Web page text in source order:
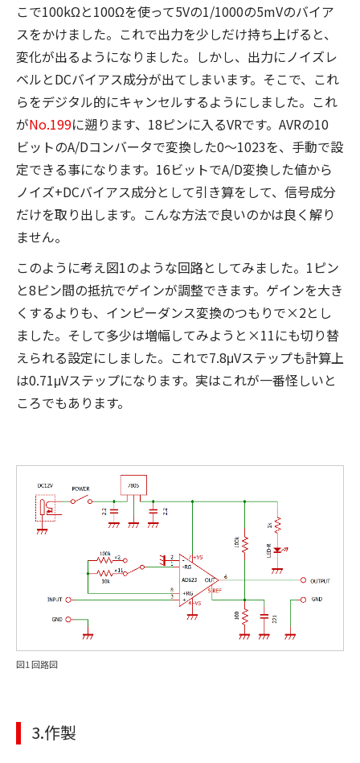
こで100kΩと100Ωを使って5Vの1/1000の5mVのバイア
スをかけました。これで出力を少しだけ持ち上げると、
変化が出るようになりました。しかし、出力にノイズレ
ベルとDCバイアス成分が出てしまいます。そこで、これ
らをデジタル的にキャンセルするようにしました。これ
がNo.199に遡ります、18ピンに入るVRです。AVRの10
ビットのA/Dコンバータで変換した0～1023を、手動で設
定できる事になります。16ビットでA/D変換した値から
ノイズ+DCバイアス成分として引き算をして、信号成分
だけを取り出します。こんな方法で良いのかは良く解り
ません。
このように考え図1のような回路としてみました。1ピン
と8ピン間の抵抗でゲインが調整できます。ゲインを大き
くするよりも、インピーダンス変換のつもりで×2とし
ました。そして多少は増幅してみようと×11にも切り替
えられる設定にしました。これで7.8μVステップも計算上
は0.71μVステップになります。実はこれが一番怪しいと
ころでもあります。
図1 回路図
3.作製